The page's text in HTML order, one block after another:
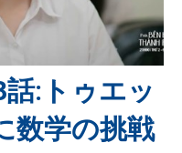
:トゥエッ
数学の挑戦